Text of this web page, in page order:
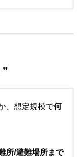
、想定規模で何
所/避難場所まで